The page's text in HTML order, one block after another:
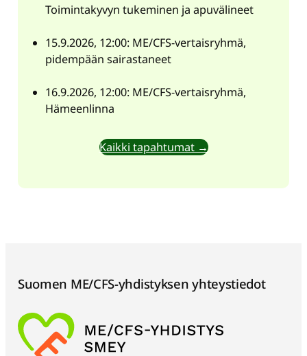
Toimintakyvyn tukeminen ja apuvälineet
15.9.2026, 12:00: ME/CFS-vertaisryhmä,
pidempään sairastaneet
16.9.2026, 12:00: ME/CFS-vertaisryhmä,
Hämeenlinna
Kaikki tapahtumat →
Suomen ME/CFS-yhdistyksen yhteystiedot